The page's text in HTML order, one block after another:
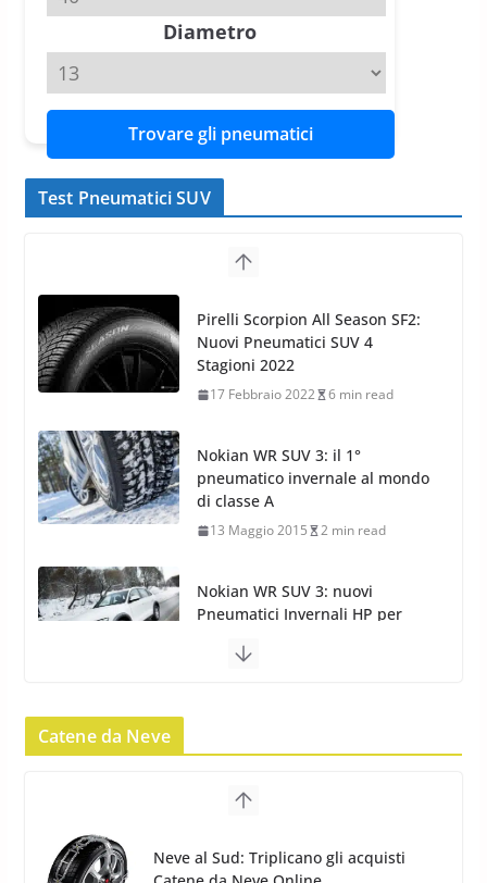
11 Aprile 2026 15 min read
Diametro
Trovare gli pneumatici
Test Pneumatici SUV
Nokian WR SUV 3: il 1°
pneumatico invernale al mondo
di classe A
13 Maggio 2015 2 min read
Nokian WR SUV 3: nuovi
Pneumatici Invernali HP per
condizioni invernali difficili
23 Aprile 2013 9 min read
Yokohama Geolandar G073: nuovi pneumatici
invernali SUV
2 min read
17 Febbraio 2022 6 min read
Stagioni 2022
Catene da Neve
Catene da Neve Arexons Easy